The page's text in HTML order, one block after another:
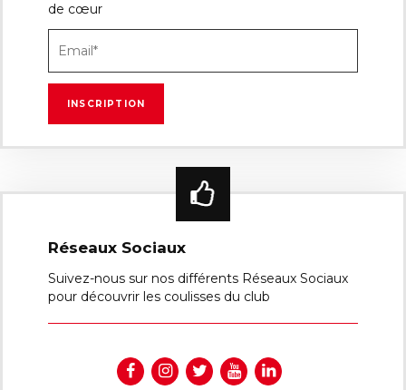
de cœur
Réseaux Sociaux
Suivez-nous sur nos différents Réseaux Sociaux
pour découvrir les coulisses du club